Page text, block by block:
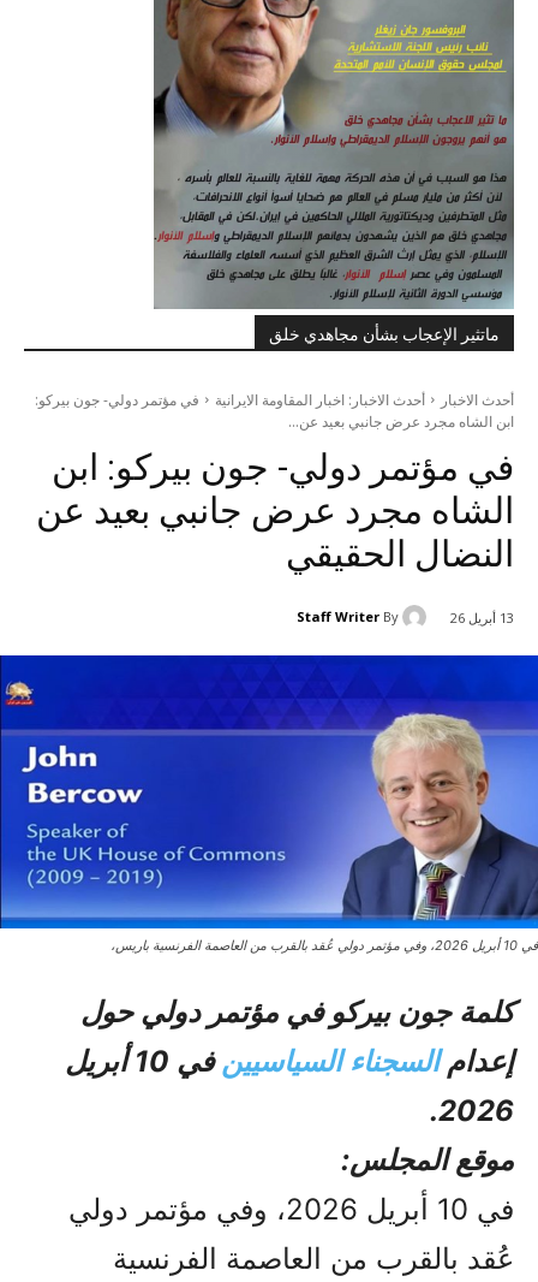
ماتثير الإعجاب بشأن مجاهدي خلق
أحدث الاخبار أحدث الاخبار: اخبار المقاومة الايرانية
في مؤتمر دولي- جون بيركو:
ابن الشاه مجرد عرض جانبي بعيد عن...
في مؤتمر دولي- جون بيركو: ابن
الشاه مجرد عرض جانبي بعيد عن
النضال الحقيقي
13 أبريل 26 By
Staff Writer
في 10 أبريل 2026، وفي مؤتمر دولي عُقد بالقرب من العاصمة الفرنسية باريس،
كلمة جون بيركو في مؤتمر دولي حول
إعدامالسجناء السياسيين
في 10 أبريل
2026.
موقع المجلس:
في 10 أبريل 2026، وفي مؤتمر دولي
عُقد بالقرب من العاصمة الفرنسية